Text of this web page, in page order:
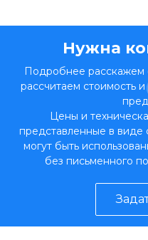
Нужна
Подробнее расскажем
рассчитаем стоимость
Цены и
представленные в
могут быть
без письменного